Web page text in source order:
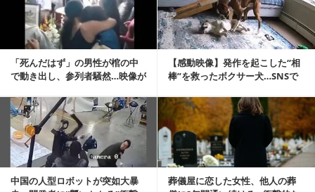
「死んだはず」の男性が棺の中
で動き出し、参列者騒然…映像が
【感動映像】発作を起こした“相
棒”を救ったボクサー犬…SNSで
中国の人型ロボットが突如大暴
葬儀屋に恋した女性、他人の葬
記事を読む